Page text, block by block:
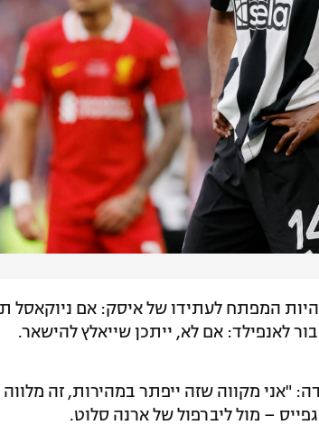
המפתח לעתידו של איסק: אם ניוקאסל
לאנפילד: אם לא, ייתכן שייאלץ להישאר.
"אני מקווה שזה ייפתר במהירות, זה מלווה
– מול ליברפול של ארנה סלוט.